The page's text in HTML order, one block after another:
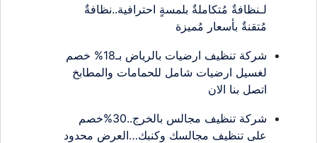
لـنظافةٌ مُتكاملةٌ بلمسةٍ احترافية..نظافةٌ
مُتقنةٌ بأسعار مُميزة
شركة تنظيف ارضيات بالرياض بـ18% خصم
لغسيل ارضيات شامل للحمامات والمطابخ
اتصل بنا الان
شركة تنظيف مجالس بالخرج..30%خصم
على تنظيف مجالسك وكنبك…العرض محدود